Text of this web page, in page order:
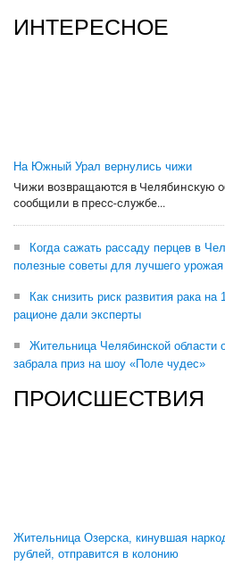
ИНТЕРЕСНОЕ
На Южный Урал вернулись чижи
Чижи возвращаются в Челябинскую
сообщили в пресс-службе...
Когда сажать рассаду перцев в
полезные советы для лучшего урожая
Как снизить риск развития рака
рационе дали эксперты
Жительница Челябинской области
забрала приз на шоу «Поле чудес»
ПРОИСШЕСТВИЯ
Жительница Озерска, кинувшая
рублей, отправится в колонию